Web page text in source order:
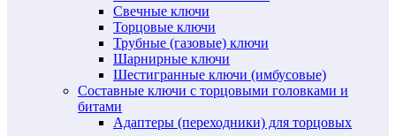
Свечные ключи
Торцовые ключи
Трубные (газовые) ключи
Шарнирные ключи
Шестигранные ключи (имбусовые)
Составные ключи с торцовыми головками и
битами
Адаптеры (переходники) для торцовых